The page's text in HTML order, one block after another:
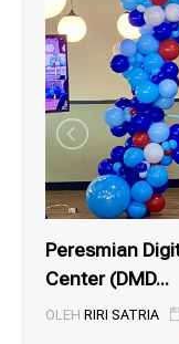
Peresmian
Center (DMD...
OLEH RIRI SATRIA